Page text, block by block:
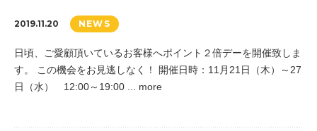
2019.11.20 NEWS
日頃、ご愛顧頂いているお客様へポイント２倍デーを開催致しま
す。 この機会をお見逃しなく！ 開催日時：11月21日（木）～27
日（水） 12:00～19:00 ... more